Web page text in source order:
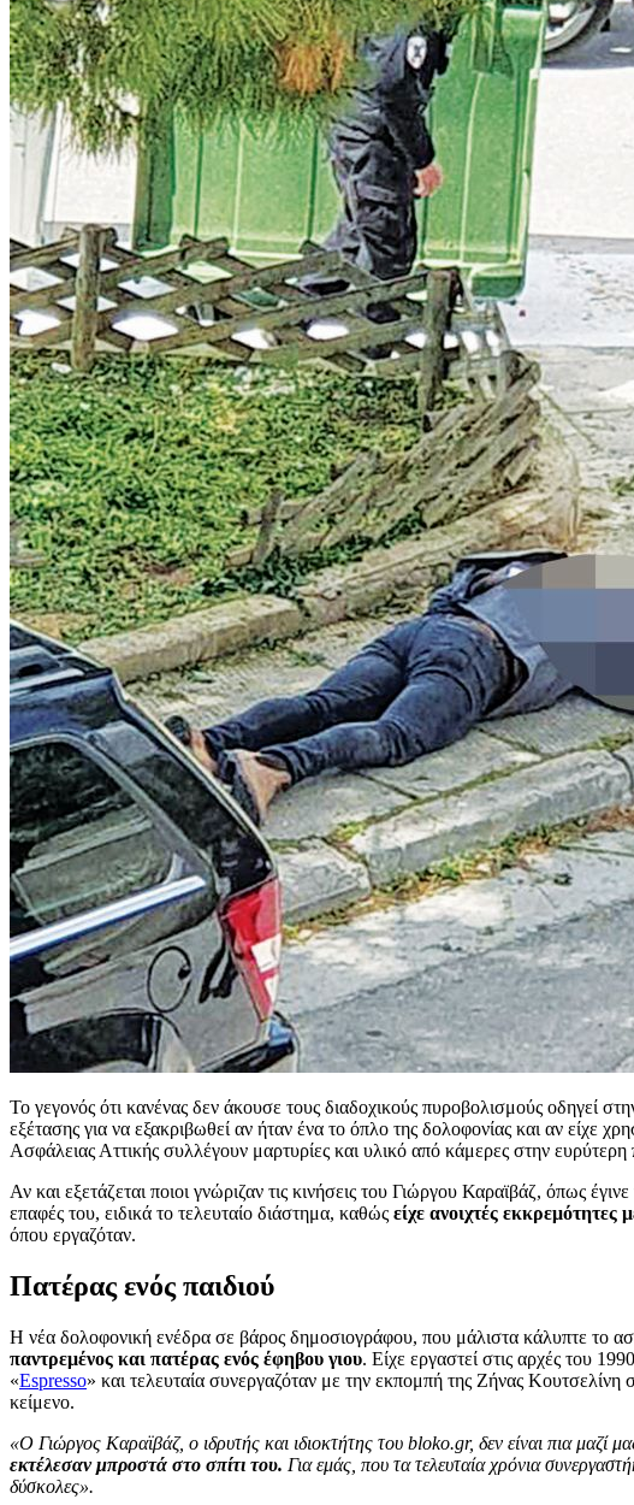
Το γεγονός ότι κανένας δεν άκουσε τους διαδοχικούς πυροβολισμούς οδηγεί
εξέτασης για να εξακριβωθεί αν ήταν ένα το όπλο της δολοφονίας και αν είχε
Ασφάλειας Αττικής συλλέγουν μαρτυρίες και υλικό από κάμερες στην
Αν και εξετάζεται ποιοι γνώριζαν τις κινήσεις του Γιώργου Καραϊβάζ, όπως
επαφές του, ειδικά το τελευταίο διάστημα, καθώς είχε ανοιχτές εκκρεμότητες
όπου εργαζόταν.
Πατέρας ενός παιδιού
Η νέα δολοφονική ενέδρα σε βάρος δημοσιογράφου, που μάλιστα κάλυπτε το
παντρεμένος και πατέρας ενός έφηβου γιου. Είχε εργαστεί στις αρχές του
«Espresso» και τελευταία συνεργαζόταν με την εκπομπή της Ζήνας Κουτσελίνη
κείμενο.
«Ο Γιώργος Καραϊβάζ, ο ιδρυτής και ιδιοκτήτης του bloko.gr, δεν είναι πια μαζί
εκτέλεσαν μπροστά στο σπίτι του. Για εμάς, που τα τελευταία χρόνια
δύσκολες».